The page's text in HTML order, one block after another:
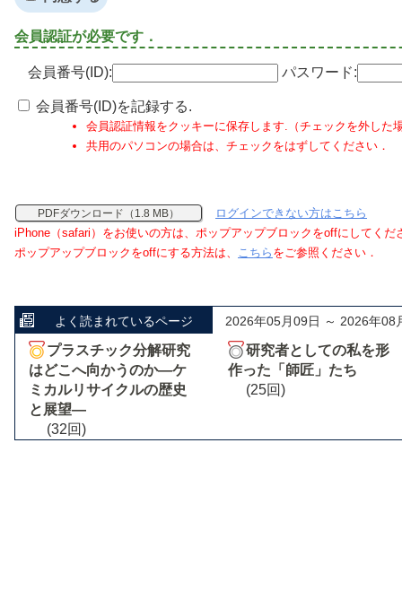
会員認証が必要です．
会員番号(ID): パスワード:
会員番号(ID)を記録する.
会員認証情報をクッキーに保存します.（チェックを外した
共用のパソコンの場合は、チェックをはずしてください．
PDFダウンロード（1.8 MB）
ログインできない方はこちら
iPhone（safari）をお使いの方は、ポップアップブロックをoffにしてくだ
ポップアップブロックをoffにする方法は、 こちら をご参照ください．
よく読まれているページ 2026年05月09日 ～ 2026年08
プラスチック分解研究
はどこへ向かうのか―ケ
ミカルリサイクルの歴史
と展望―
(32回)
研究者としての私を形
作った「師匠」たち
(25回)